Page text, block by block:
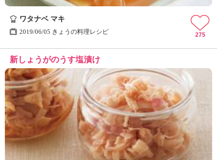
ワタナベ マキ
2019/06/05 きょうの料理レシピ 275
新しょうがのうす塩漬け